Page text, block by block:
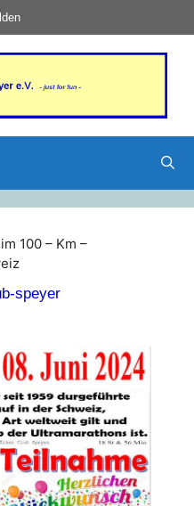
100 – Km –
speyer